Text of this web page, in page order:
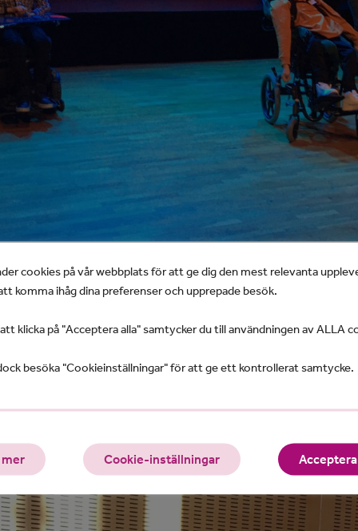
föreställningen Du JAG vi tillsammans på
Axel Bengtén, Petter Juntti och Marcus Juntti på scenen.
är ett slags tidsresa från 1940-talet fram till idag
Du JAG vi tillsammans även på Kulturmagasinet i
cookies på vår webbplats för att ge dig den mest relevanta
komma ihåg dina preferenser och upprepade besök.
klicka på "Acceptera alla" samtycker du till användningen av ALLA
besöka "Cookieinställningar" för att ge ett kontrollerat samtycke.
mer Cookie-inställningar